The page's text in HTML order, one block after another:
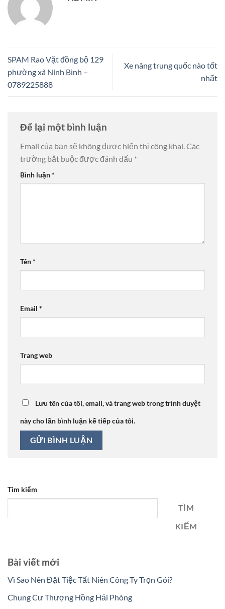
SPAM Rao Vặt đồng bộ 129
phường xã Ninh Bình –
0789225888
Xe nâng trung quốc nào tốt
nhất
Để lại một bình luận
Email của bạn sẽ không được hiển thị công khai. Các
trường bắt buộc được đánh dấu *
Bình luận*
Tên*
Email *
Trang web
Lưu tên của tôi, email, và trang web trong trình duyệt
này cho lần bình luận kế tiếp của tôi.
Tìm kiếm
TÌM
KIẾM
Bài viết mới
Vì Sao Nên Đặt Tiệc Tất Niên Công Ty Trọn Gói?
Chung Cư Thượng Hồng Hải Phòng